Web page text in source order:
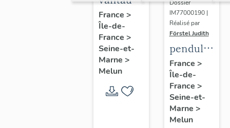
du
portail
central
France >
Île-de-
France >
Seine-et-
Marne >
Melun
Dossier
IM77000190 |
Réalisé par
Förstel Judith
pendule
et paire
de
chandeliers
assortis
France >
Île-de-
France >
Seine-et-
Marne >
Melun